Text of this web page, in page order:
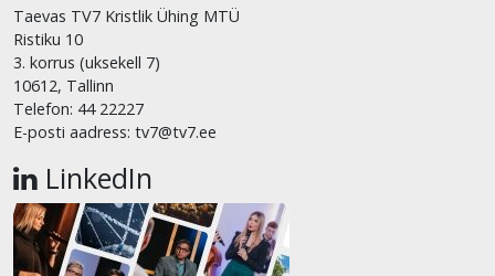
Taevas TV7 Kristlik Ühing MTÜ
Ristiku 10
3. korrus (uksekell 7)
10612, Tallinn
Telefon: 44 22227
E-posti aadress: tv7@tv7.ee
LinkedIn